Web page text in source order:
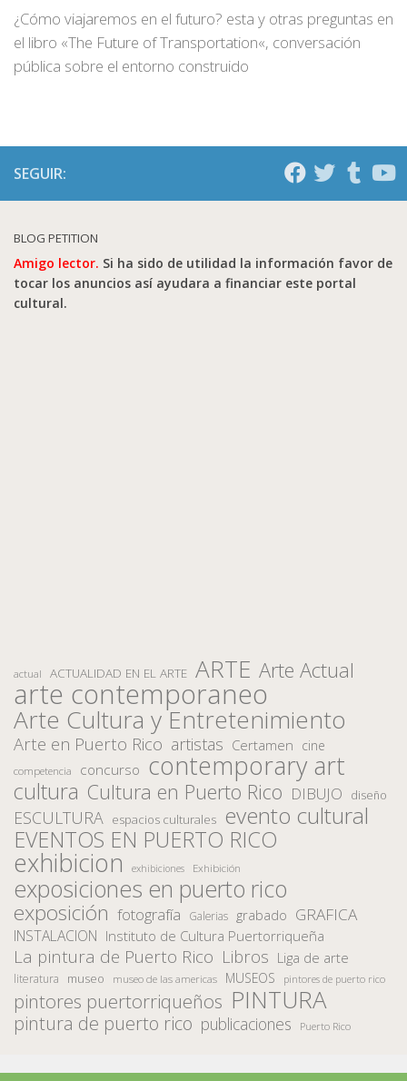
¿Cómo viajaremos en el futuro? esta y otras preguntas en
el libro «The Future of Transportation«, conversación
pública sobre el entorno construido
SEGUIR:
BLOG PETITION
Amigo lector. Si ha sido de utilidad la información favor de
tocar los anuncios así ayudara a financiar este portal
cultural.
actual ACTUALIDAD EN EL ARTE ARTE Arte Actual
arte contemporaneo
Arte Cultura y Entretenimiento
Arte en Puerto Rico artistas Certamen cine
competencia concurso contemporary art
cultura Cultura en Puerto Rico DIBUJO diseño
ESCULTURA espacios culturales evento cultural
EVENTOS EN PUERTO RICO
exhibicion exhibiciones Exhibición
exposiciones en puerto rico
exposición fotografía Galerias grabado GRAFICA
INSTALACION Instituto de Cultura Puertorriqueña
La pintura de Puerto Rico Libros Liga de arte
literatura museo museo de las americas MUSEOS pintores de puerto rico
pintores puertorriqueños PINTURA
pintura de puerto rico publicaciones Puerto Rico